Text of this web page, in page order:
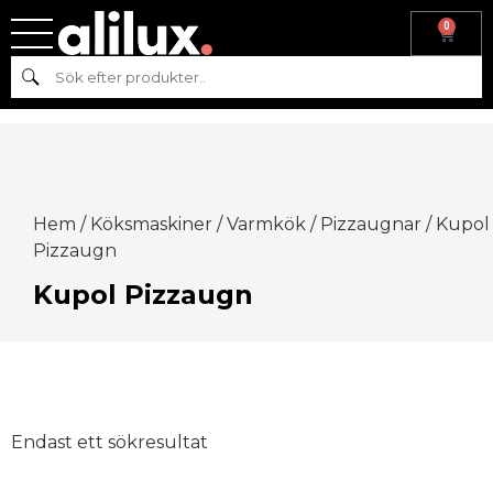
0
Sök
Hem / Köksmaskiner /Varmkök / Pizzaugnar / Kupol
Pizzaugn
Kupol Pizzaugn
Endast ett sökresultat